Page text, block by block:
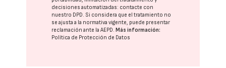
decisiones automatizadas: contacte con
nuestro DPD. Si considera que el tratamiento no
se ajusta a la normativa vigente, puede presentar
reclamación ante laAEPD.Más información:
Política de Protección de Datos